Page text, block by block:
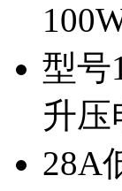
型号
升压
28A